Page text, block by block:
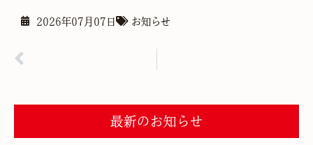
2026年07月07日 お知らせ
最新のお知らせ